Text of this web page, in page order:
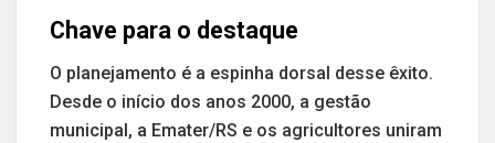
Chave para o destaque
O planejamento é a espinha dorsal desse êxito.
Desde o início dos anos 2000, a gestão
municipal, a Emater/RS e os agricultores uniram